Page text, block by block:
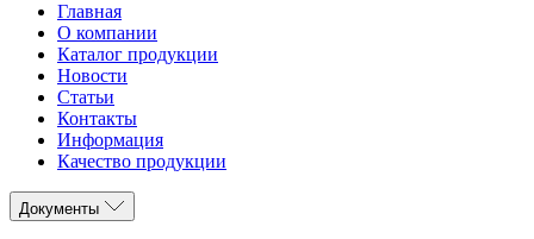
Главная
О компании
Каталог продукции
Новости
Статьи
Контакты
Информация
Качество продукции
Документы